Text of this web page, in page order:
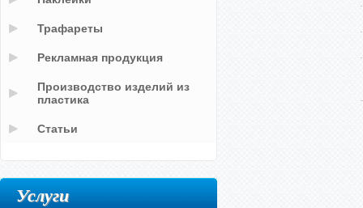
Трафареты
Рекламная продукция
Производство изделий из
пластика
Статьи
Услуги